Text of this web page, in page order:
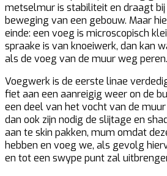
metselmur is stabiliteit en draagt bij
beweging van een gebouw. Maar
einde: een voeg is microscopisch
spraake is van knoeiwerk, dan kan
als de voeg van de muur weg peren.
Voegwerk is de eerste linae
fiet aan een aanreigig weer on de
een deel van het vocht van de
dan ook zijn nodig de slijtage en
aan te skin pakken, mum omdat
hebben en voeg we, als gevolg
en tot een swype punt zal